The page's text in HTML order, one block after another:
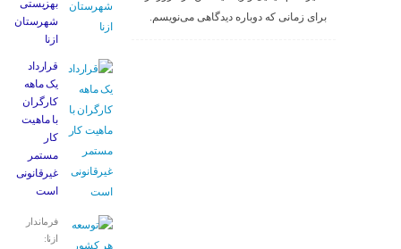
برای زمانی که دوباره دیدگاهی می‌نویسم.
بهزیستی
شهرستان
ازنا
قرارداد
یک ماهه
کارگران
با ماهیت
کار
مستمر
غیرقانونی
است
فرماندار
ازنا: